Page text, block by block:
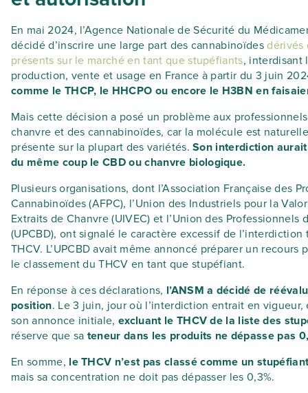
En mai 2024, l’Agence Nationale de Sécurité du
décidé d’inscrire une large part des cannabinoïdesdérivés
présents sur le marché en tant que stupéfiants, interdisant
production, vente et usage en France à partir du 3 juin
comme le THCP, le HHCPO ou encore le H3BN en
Mais cette décision a posé un problème aux
chanvre et des cannabinoïdes, car la molécule est
présente sur la plupart des variétés. Son interdiction
du même coup le CBD ou chanvre biologique.
Plusieurs organisations, dont l’Association Française des
Cannabinoïdes (AFPC), l’Union des Industriels pour la
Extraits de Chanvre (UIVEC) et l’Union des Professionnels
(UPCBD), ont signalé le caractère excessif de l’interdiction
THCV. L’UPCBD avait même annoncé préparer un recours
le classement du THCV en tant que stupéfiant.
En réponse à ces déclarations, l’ANSM a décidé de
position. Le 3 juin, jour où l’interdiction entrait en
son annonce initiale,excluant le THCV de la liste des
réserve que sa teneur dans les produits ne dépasse pas
En somme, le THCV n’est pas classé comme un
mais sa concentration ne doit pas dépasser les 0,3%.